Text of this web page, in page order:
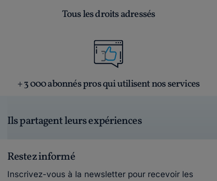
Tous les droits adressés
+ 3 000 abonnés pros qui utilisent nos services
Ils partagent leurs expériences
Restez informé
Inscrivez-vous à la newsletter pour recevoir les